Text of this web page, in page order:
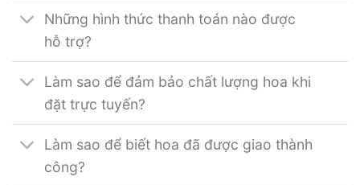
Những hình thức thanh toán nào được
hỗ trợ?
Làm sao để đảm bảo chất lượng hoa khi
đặt trực tuyến?
Làm sao để biết hoa đã được giao thành
công?